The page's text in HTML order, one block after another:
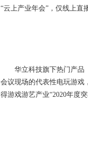
“云上产业年会”，仅线上直
华立科技旗下热门产品
会议现场的代表性电玩游戏
得游戏游艺产业“2020年度突